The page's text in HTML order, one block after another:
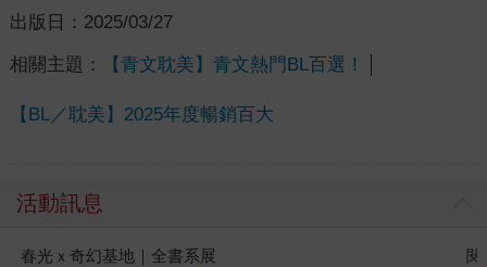
出版日： 2025/03/27
相關主題： 【青文耽美】青文熱門BL百選！
【BL／耽美】2025年度暢銷百大
活動訊息
閱讀漫遊錄-2026上半年暢銷榜